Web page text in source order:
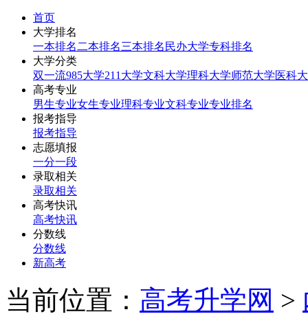
首页
大学排名
一本排名 二本排名三本排名 民办大学专科排名
大学分类
双一流985大学211大学文科大学理科大学师范大学医科
高考专业
男生专业女生专业理科专业文科专业专业排名
报考指导
报考指导
志愿填报
一分一段
录取相关
录取相关
高考快讯
高考快讯
分数线
分数线
新高考
当前位置： 高考升学网 >